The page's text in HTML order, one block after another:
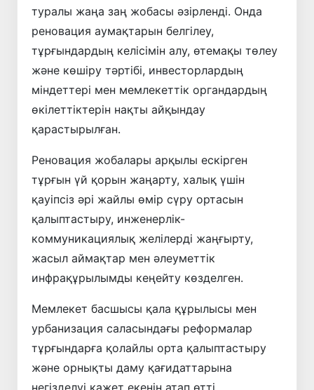
туралы жаңа заң жобасы әзірленді. Онда
реновация аумақтарын белгілеу,
тұрғындардың келісімін алу, өтемақы төлеу
және көшіру тәртібі, инвесторлардың
міндеттері мен мемлекеттік органдардың
өкілеттіктерін нақты айқындау
қарастырылған.
Реновация жобалары арқылы ескірген
тұрғын үй қорын жаңарту, халық үшін
қауіпсіз әрі жайлы өмір сүру ортасын
қалыптастыру, инженерлік-
коммуникациялық желілерді жаңғырту,
жасыл аймақтар мен әлеуметтік
инфрақұрылымды кеңейту көзделген.
Мемлекет басшысы қала құрылысы мен
урбанизация саласындағы реформалар
тұрғындарға қолайлы орта қалыптастыру
және орнықты даму қағидаттарына